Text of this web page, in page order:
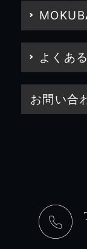
よくあ
お問い合